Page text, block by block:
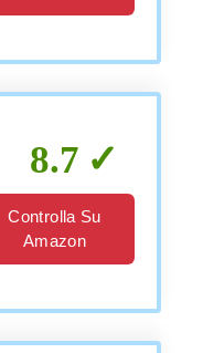
8.7
Controlla Su
Amazon